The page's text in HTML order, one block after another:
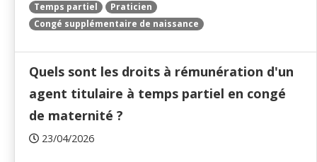
Temps partiel
Praticien
Congé supplémentaire de naissance
Quels sont les droits à rémunération d'un
agent titulaire à temps partiel en congé
de maternité ?
23/04/2026